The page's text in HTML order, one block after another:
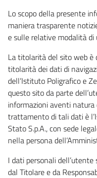
Lo scopo della presente
maniera trasparente
e sulle relative modalità di
La titolarità del sito web è
titolarità dei dati di
dell’Istituto Poligrafico e
questo sito da parte
informazioni aventi
trattamento di tali dati è
Stato S.p.A., con sede
nella persona
I dati personali
dal Titolare e da